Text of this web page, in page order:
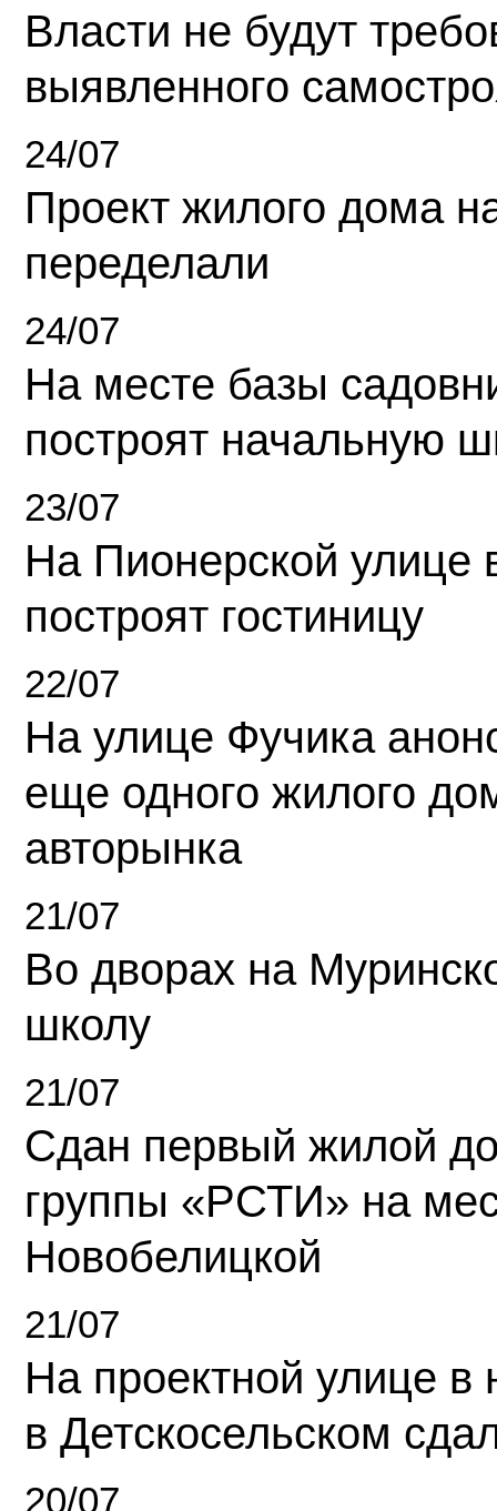
Власти не будут
выявленного
24/07
Проект жилого дома
переделали
24/07
На месте базы
построят начальную
23/07
На Пионерской улице
построят гостиницу
22/07
На улице Фучика
еще одного жилого
авторынка
21/07
Во дворах на
школу
21/07
Сдан первый жилой
группы «РСТИ» на
Новобелицкой
21/07
На проектной улице
в Детскосельском
20/07